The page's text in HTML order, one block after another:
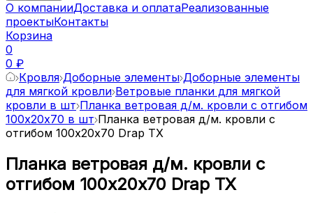
О компанииДоставка и оплатаРеализованные
проектыКонтакты
Корзина
0
0 ₽
Кровля Доборные элементы Доборные элементы
для мягкой кровли Ветровые планки для мягкой
кровли в шт Планка ветровая д/м. кровли с отгибом
100х20х70 в шт Планка ветровая д/м. кровли с
отгибом 100х20х70 Drap TX
Планка ветровая д/м. кровли с
отгибом 100х20х70 Drap TX